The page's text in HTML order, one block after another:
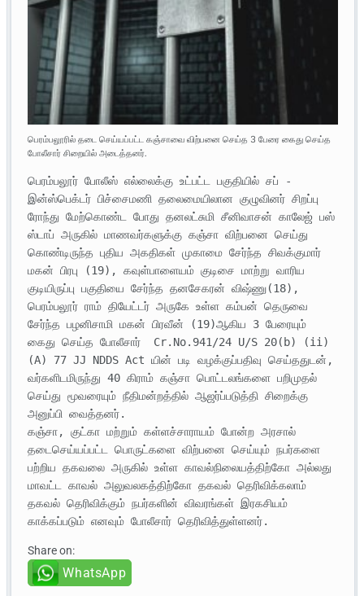
பெரம்பலூரில் தடை செய்யப்பட்ட கஞ்சாவை விற்பனை செய்த 3 பேரை கைது செய்த
போலீசார் சிறையில் அடைத்தனர்.
பெரம்பலூர் போலீஸ் எல்லைக்கு உட்பட்ட பகுதியில் சப் -
இன்ஸ்பெக்டர் பிச்சைமணி தலைமையிலான குழுவினர் சிறப்பு
ரோந்து மேற்கொண்ட போது தனலட்சுமி சீனிவாசன் காலேஜ் பஸ்
ஸ்டாப் அருகில் மாணவர்களுக்கு கஞ்சா விற்பனை செய்து
கொண்டிருந்த புதிய அகதிகள் முகாமை சேர்ந்த சிவக்குமார்
மகன் பிரபு (19), கவுள்பாளையம் குடிசை மாற்று வாரிய
குடியிருப்பு பகுதியை சேர்ந்த தனசேகரன் விஷ்ணு(18),
பெரம்பலூர் ராம் தியேட்டர் அருகே உள்ள கம்பன் தெருவை
சேர்ந்த பழனிசாமி மகன் பிரவீன் (19)ஆகிய 3 பேரையும்
கைது செய்த போலீசார்  Cr.No.941/24 U/S 20(b) (ii)
(A) 77 JJ NDDS Act யின் படி வழக்குப்பதிவு செய்ததுடன்,
வர்களிடமிருந்து 40 கிராம் கஞ்சா பொட்டலங்களை பறிமுதல்
செய்து மூவரையும் நீதிமன்றத்தில் ஆஜர்ப்படுத்தி சிறைக்கு
அனுப்பி வைத்தனர்.
கஞ்சா, குட்கா மற்றும் கள்ளச்சாராயம் போன்ற அரசால்
தடைசெய்யப்பட்ட பொருட்களை விற்பனை செய்யும் நபர்களை
பற்றிய தகவலை அருகில் உள்ள காவல்நிலையத்திற்கோ அல்லது
மாவட்ட காவல் அலுவலகத்திற்கோ தகவல் தெரிவிக்கலாம்
தகவல் தெரிவிக்கும் நபர்களின் விவரங்கள் இரகசியம்
காக்கப்படும் எனவும் போலீசார் தெரிவித்துள்ளனர்.
Share on:
WhatsApp